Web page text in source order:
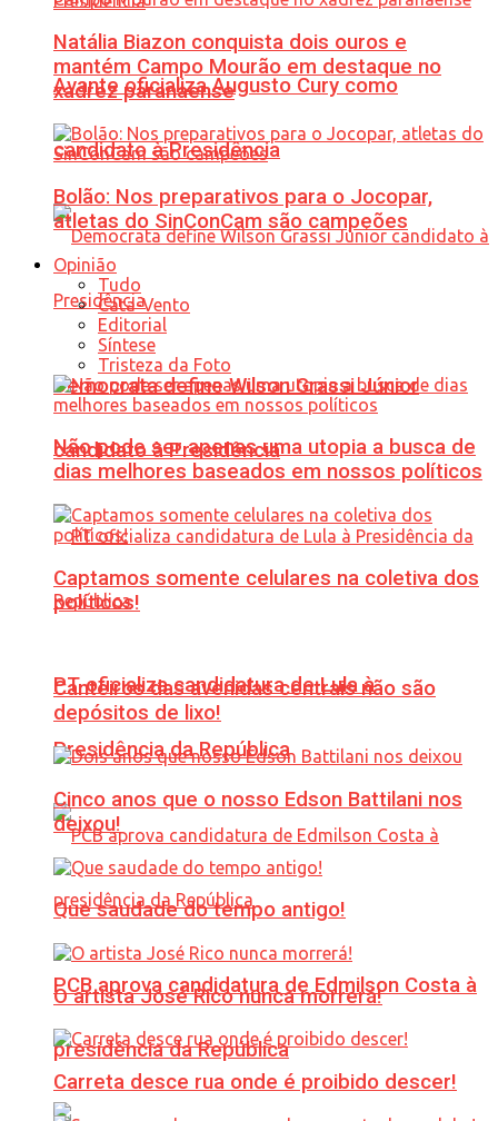
Avante oficializa Augusto Cury como
candidato à Presidência
Democrata define Wilson Grassi Júnior
candidato à Presidência
PT oficializa candidatura de Lula à
Presidência da República
PCB aprova candidatura de Edmilson Costa à
presidência da República
Natália Biazon conquista dois ouros e
mantém Campo Mourão em destaque no
xadrez paranaense
Bolão: Nos preparativos para o Jocopar,
atletas do SinConCam são campeões
Opinião
Tudo
Cata-Vento
Editorial
Síntese
Tristeza da Foto
Não pode ser apenas uma utopia a busca de
dias melhores baseados em nossos políticos
Captamos somente celulares na coletiva dos
políticos!
Canteiros das avenidas centrais não são
depósitos de lixo!
Cinco anos que o nosso Edson Battilani nos
deixou!
Que saudade do tempo antigo!
O artista José Rico nunca morrerá!
Carreta desce rua onde é proibido descer!